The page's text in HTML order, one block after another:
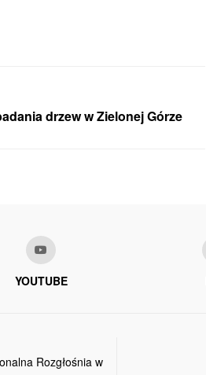
drzew w Zielonej Górze
YOUTUBE
Rozgłośnia w